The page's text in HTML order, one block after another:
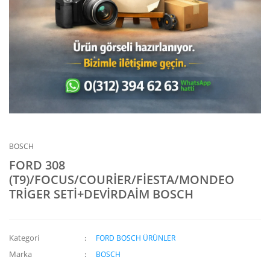
BOSCH
FORD 308
(T9)/FOCUS/COURİER/FİESTA/MONDEO
TRİGER SETİ+DEVİRDAİM BOSCH
Kategori FORD BOSCH ÜRÜNLER
Marka BOSCH